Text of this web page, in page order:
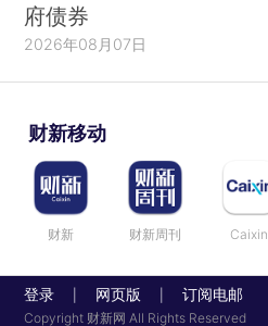
府债券
2026年08月07日
财新移动
财新 财新周刊 Caixin
登录 网页版 订阅电邮
Copyright 财新网 All Rights Reserved